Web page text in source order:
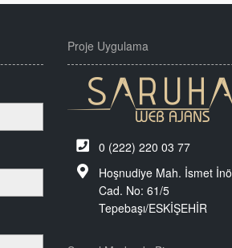
Proje Uygulama
0 (222) 220 03 77
Hoşnudiye Mah. İsmet
Cad. No: 61/5
Tepebaşı/ESKİŞEHİR